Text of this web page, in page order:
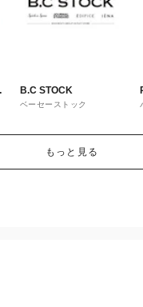
B.C STOCK
ベーセーストック
もっと見る